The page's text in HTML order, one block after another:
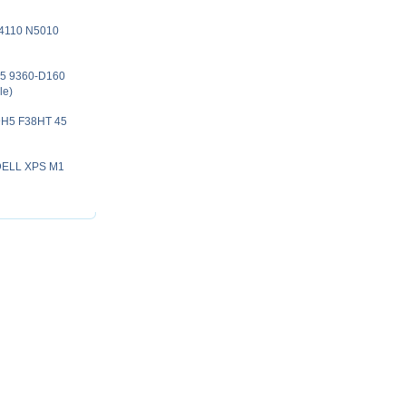
N5010
9360-D160
F38HT 45
XPS M1